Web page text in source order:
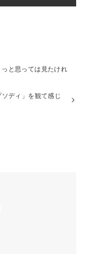
と思っては見たけれ
ディ」を観て感じ